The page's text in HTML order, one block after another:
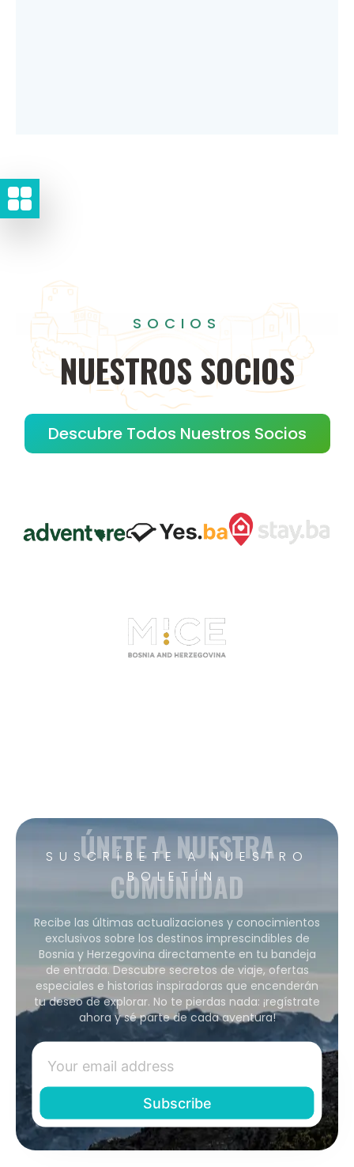
SOCIOS
NUESTROS SOCIOS
Descubre Todos Nuestros Socios
SUSCRÍBETE A NUESTRO
BOLETÍN.
ÚNETE A NUESTRA
COMUNIDAD
Recibe las últimas actualizaciones y conocimientos
exclusivos sobre los destinos imprescindibles de
Bosnia y Herzegovina directamente en tu bandeja
de entrada. Descubre secretos de viaje, ofertas
especiales e historias inspiradoras que encenderán
tu deseo de explorar. No te pierdas nada: ¡regístrate
ahora y sé parte de cada aventura!